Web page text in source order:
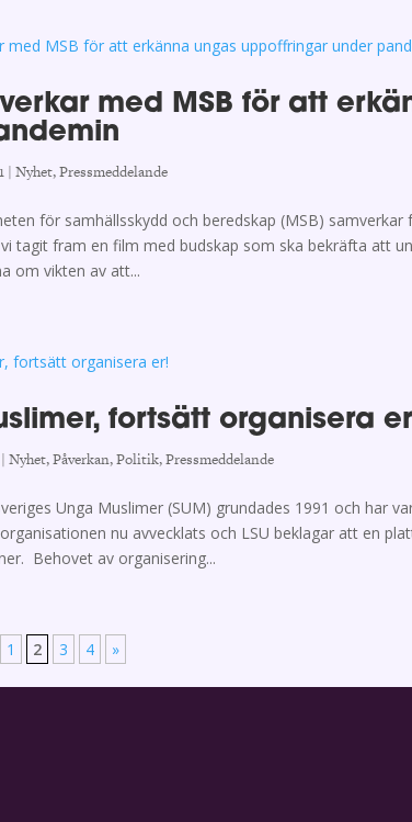
med MSB för att
|Nyhet,Pressmeddelande
för samhällsskydd och beredskap (MSB)
tagit fram en film med budskap som ska bekräfta att
om vikten av att...
fortsätt organisera
|Nyhet,Påverkan,Politik,Pressmeddelande
Unga Muslimer (SUM) grundades 1991 och har
nu avvecklats och LSU beklagar att en
Behovet av organisering...
1 2 3 4 »